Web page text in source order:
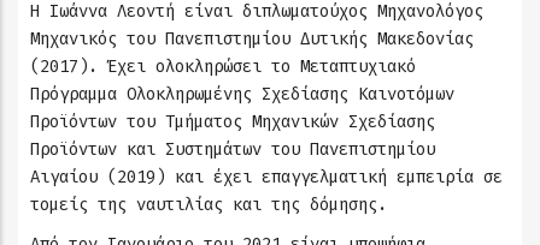
Η Ιωάννα Λεοντή είναι διπλωματούχος Μηχανολόγος
Μηχανικός του Πανεπιστημίου Δυτικής Μακεδονίας
(2017). Έχει ολοκληρώσει το Μεταπτυχιακό
Πρόγραμμα Ολοκληρωμένης Σχεδίασης Καινοτόμων
Προϊόντων του Τμήματος Μηχανικών Σχεδίασης
Προϊόντων και Συστημάτων του Πανεπιστημίου
Αιγαίου (2019) και έχει επαγγελματική εμπειρία σε
τομείς της ναυτιλίας και της δόμησης.